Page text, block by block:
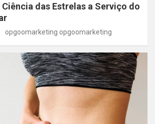
das Estrelas a Serviço do
opgoomarketing opgoomarketing